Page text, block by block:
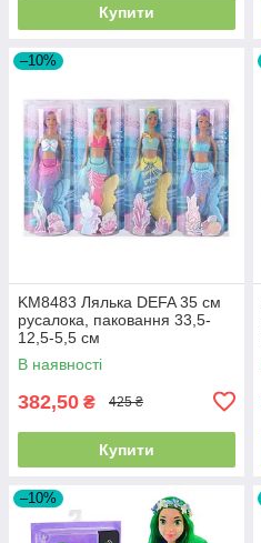
Купити
–10%
KM8483 Лялька DEFA 35 см
русалока, паковання 33,5-
12,5-5,5 см
В наявності
382,50 ₴ 425 ₴
Купити
–10%